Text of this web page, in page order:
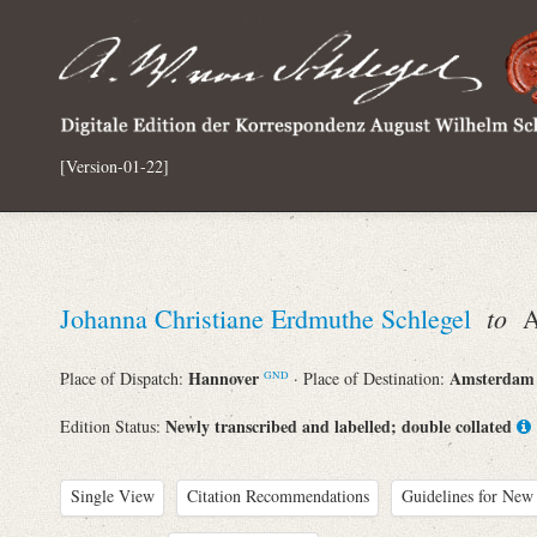
[Version-01-22]
Johanna Christiane Erdmuthe Schlegel to
Place of Dispatch: Hannover GND · Place of Destination: Amsterdam
Edition Status: Newly transcribed and labelled; double collated
Single View Citation Recommendations Guidelines for